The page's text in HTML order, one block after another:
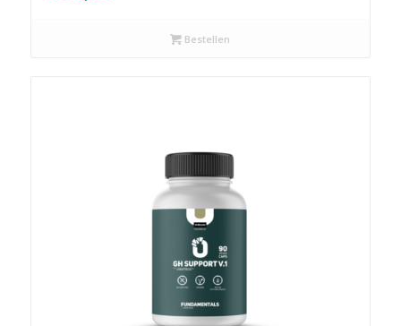
Bestellen